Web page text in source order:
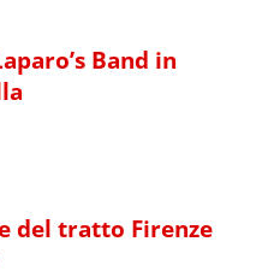
Band in
del tratto Firenze